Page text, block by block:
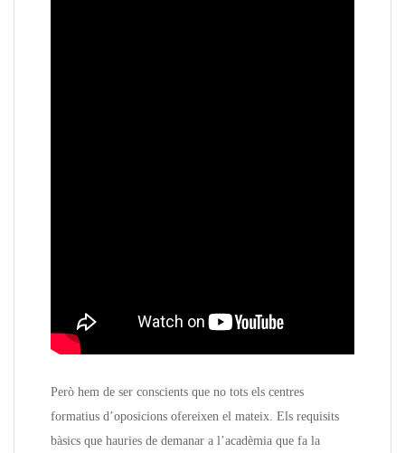
Però hem de ser conscients que no tots els centres
formatius d’oposicions ofereixen el mateix. Els requisits
bàsics que hauries de demanar a l’acadèmia que fa la